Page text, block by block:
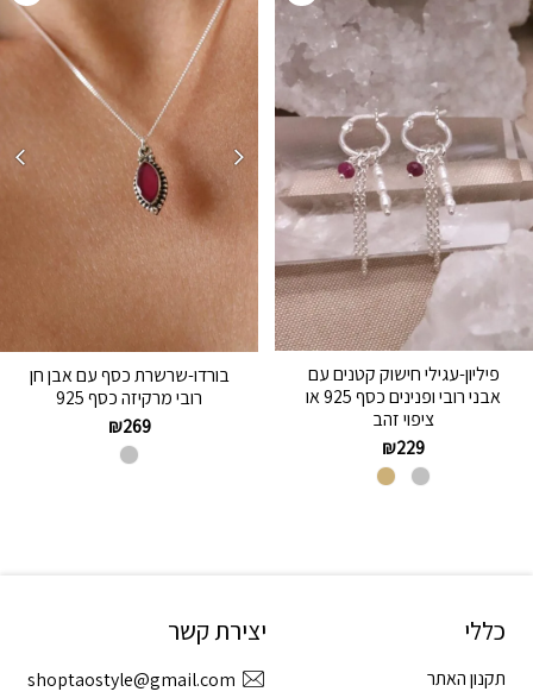
פיליון-עגילי חישוק קטנים עם
אבני רובי ופנינים כסף 925 או
ציפוי זהב
₪229
בורדו-שרשרת כסף עם אבן חן
רובי מרקיזה כסף 925
₪269
כללי
תקנון האתר
יצירת קשר
shoptaostyle@gmail.com